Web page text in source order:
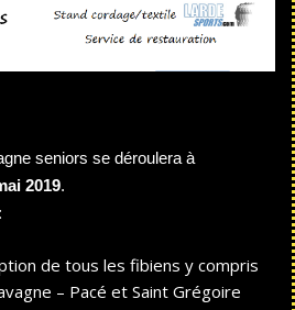
seniors se déroulera à
2019.
de tous les fibiens y compris
– Pacé et Saint Grégoire